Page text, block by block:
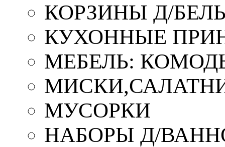
КОРЗИНЫ Д/
КУХОННЫЕ
МЕБЕЛЬ:
МУСОРКИ
НАБОРЫ Д/